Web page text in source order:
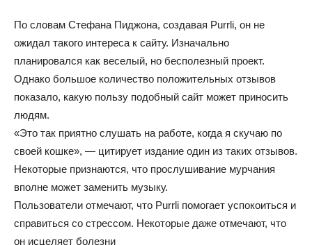
По словам Стефана Пиджона, создавая Purrli, он не
ожидал такого интереса к сайту. Изначально
планировался как веселый, но бесполезный проект.
Однако большое количество положительных отзывов
показало, какую пользу подобный сайт может приносить
людям.
«Это так приятно слушать на работе, когда я скучаю по
своей кошке», — цитирует издание один из таких отзывов.
Некоторые признаются, что прослушивание мурчания
вполне может заменить музыку.
Пользователи отмечают, что Purrli помогает успокоиться и
справиться со стрессом. Некоторые даже отмечают, что
он исцеляет болезни